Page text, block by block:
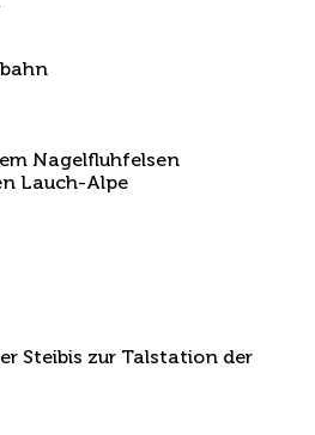
Nagelfluhfelsen
Lauch-Alpe
Steibis zur Talstation der